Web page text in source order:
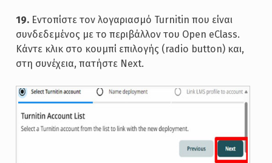
19.Εντοπίστε τον λογαριασμό Turnitin που είναι
συνδεδεμένος με το περιβάλλον του Open eClass.
Κάντε κλικ στο κουμπί επιλογής (radio button) και,
στη συνέχεια, πατήστε Next.